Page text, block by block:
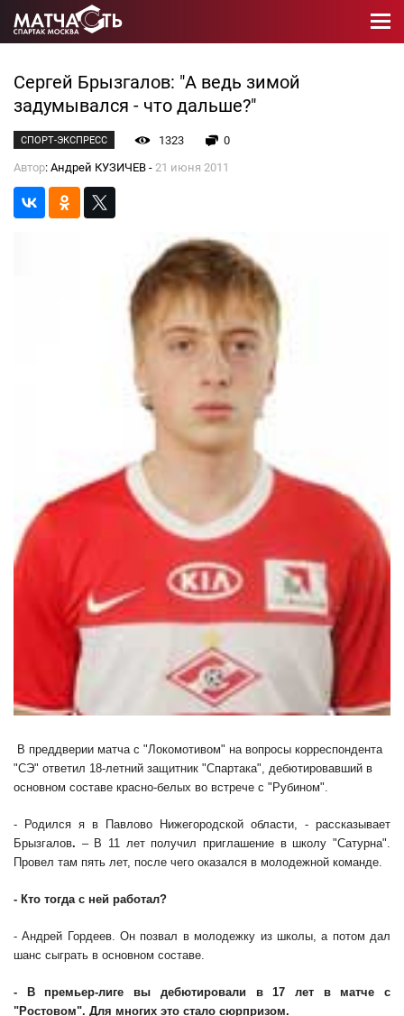
Сергей Брызгалов: "А ведь зимой
задумывался - что дальше?"
СПОРТ-ЭКСПРЕСС 1323
0
Автор: Андрей КУЗИЧЕВ - 21 июня 2011
В преддверии матча с "Локомотивом" на вопросы корреспондента
"СЭ" ответил 18-летний защитник "Спартака", дебютировавший в
основном составе красно-белых во встрече с "Рубином".
- Родился я в Павлово Нижегородской области, - рассказывает
Брызгалов. – В 11 лет получил приглашение в школу "Сатурна".
Провел там пять лет, после чего оказался в молодежной команде.
- Кто тогда с ней работал?
- Андрей Гордеев. Он позвал в молодежку из школы, а потом дал
шанс сыграть в основном составе.
- В премьер-лиге вы дебютировали в 17 лет в матче с
"Ростовом". Для многих это стало сюрпризом.